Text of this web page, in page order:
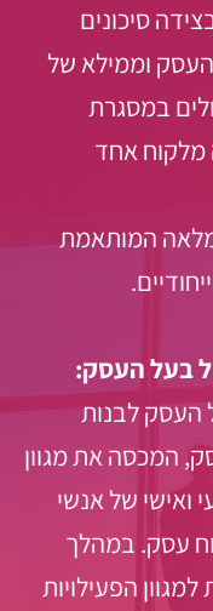
סיכונים
העסק וממילא של
במסגרת
מלקוח אחד
מלאה המותאמת
בעל העסק:
העסק לבנות
המכסה את מגוון
ואישי של אנשי
עסק. במהלך
הפעילויות